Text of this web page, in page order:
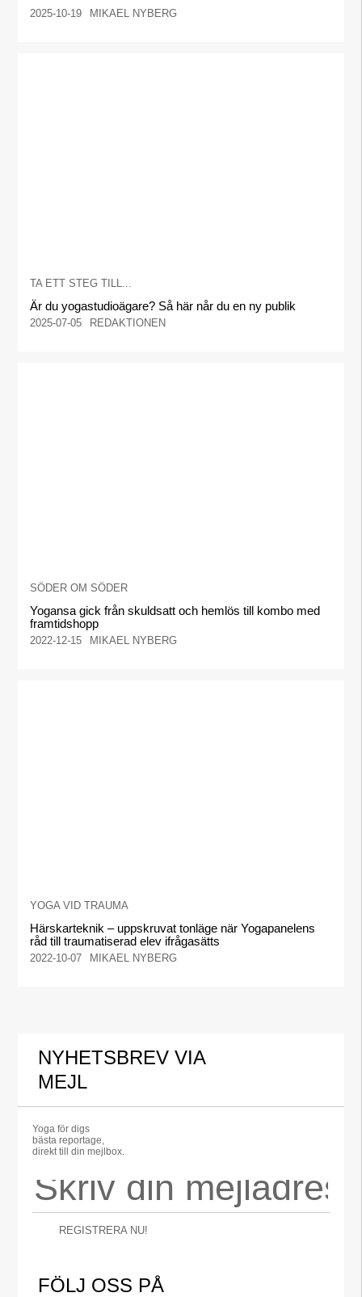
2025-10-19 MIKAEL NYBERG
TA ETT STEG TILL...
Är du yogastudioägare? Så här når du en ny publik
2025-07-05 REDAKTIONEN
SÖDER OM SÖDER
Yogansa gick från skuldsatt och hemlös till kombo med
framtidshopp
2022-12-15 MIKAEL NYBERG
YOGA VID TRAUMA
Härskarteknik – uppskruvat tonläge när Yogapanelens
råd till traumatiserad elev ifrågasätts
2022-10-07 MIKAEL NYBERG
NYHETSBREV VIA
MEJL
Yoga för digs
bästa reportage,
direkt till din mejlbox.
REGISTRERA NU!
FÖLJ OSS PÅ